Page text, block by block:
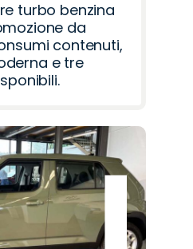
turbo benzina
da
contenuti,
e tre